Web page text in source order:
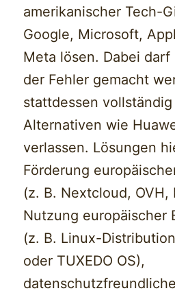
amerikanischer Tech-
Google, Microsoft,
Meta lösen. Dabei
der Fehler gemacht
stattdessen
Alternativen wie
verlassen. Lösungen
Förderung
(z. B. Nextcloud, OVH,
Nutzung europäischer
(z. B. Linux-
oder TUXEDO OS),